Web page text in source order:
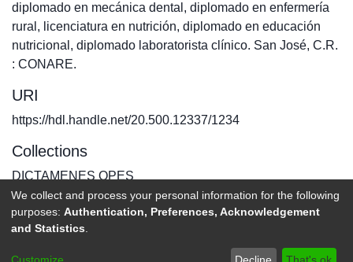
diplomado en mecánica dental, diplomado en enfermería
rural, licenciatura en nutrición, diplomado en educación
nutricional, diplomado laboratorista clínico. San José, C.R.
: CONARE.
URI
https://hdl.handle.net/20.500.12337/1234
Collections
DICTAMENES OPES
Full item page
DSpace software copyright © 2002-2026 LYRASIS
We collect and process your personal information for the following
purposes: Authentication, Preferences, Acknowledgement
and Statistics